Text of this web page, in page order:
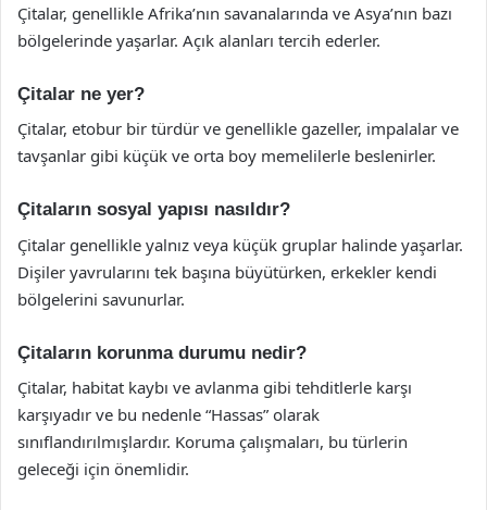
Çitalar, genellikle Afrika’nın savanalarında ve Asya’nın bazı
bölgelerinde yaşarlar. Açık alanları tercih ederler.
Çitalar ne yer?
Çitalar, etobur bir türdür ve genellikle gazeller, impalalar ve
tavşanlar gibi küçük ve orta boy memelilerle beslenirler.
Çitaların sosyal yapısı nasıldır?
Çitalar genellikle yalnız veya küçük gruplar halinde yaşarlar.
Dişiler yavrularını tek başına büyütürken, erkekler kendi
bölgelerini savunurlar.
Çitaların korunma durumu nedir?
Çitalar, habitat kaybı ve avlanma gibi tehditlerle karşı
karşıyadır ve bu nedenle “Hassas” olarak
sınıflandırılmışlardır. Koruma çalışmaları, bu türlerin
geleceği için önemlidir.